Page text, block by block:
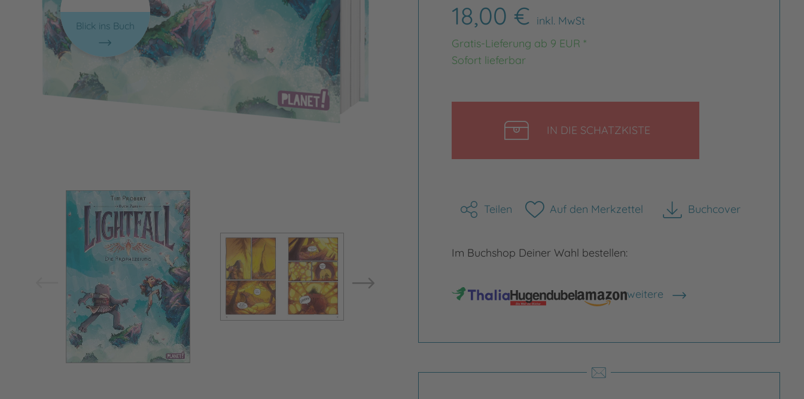
Blick ins Buch
Bild vergrößern
18,00 € inkl. MwSt
Gratis-Lieferung ab 9 EUR *
Sofort lieferbar
IN DIE SCHATZKISTE
Teilen Auf den Merkzettel Buchcover
herunterladen
Im Buchshop Deiner Wahl bestellen:
weitere
Shops anzeigen